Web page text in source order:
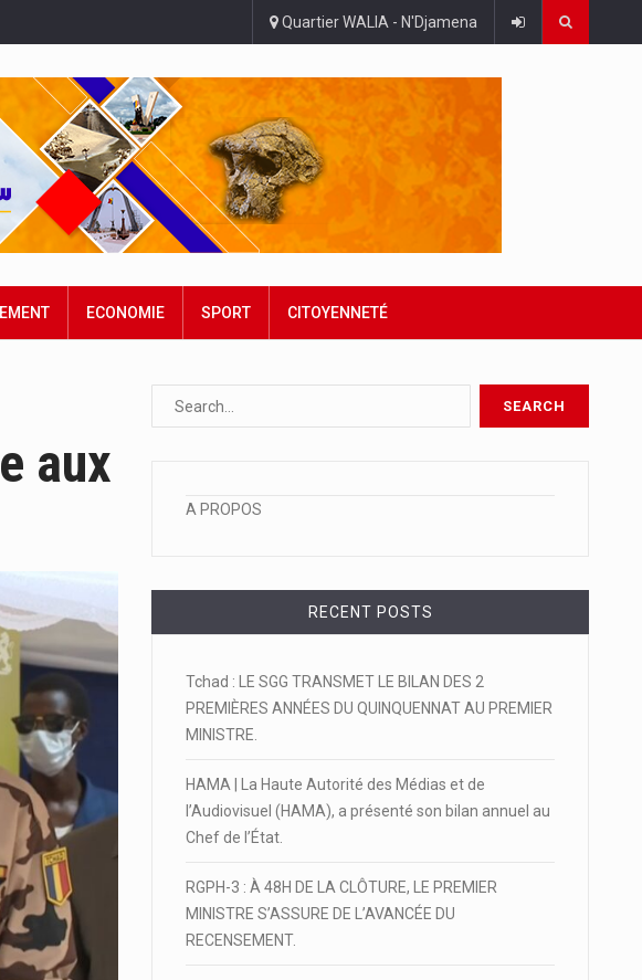
Quartier WALIA - N'Djamena
ECONOMIE SPORT CITOYENNETÉ
aux
A PROPOS
RECENT POSTS
Tchad : LE SGG TRANSMET LE BILAN DES 2
PREMIÈRES ANNÉES DU QUINQUENNAT AU PREMIER
MINISTRE.
HAMA | La Haute Autorité des Médias et de
l’Audiovisuel (HAMA), a présenté son bilan annuel au
Chef de l’État.
RGPH-3 : À 48H DE LA CLÔTURE, LE PREMIER
MINISTRE S’ASSURE DE L’AVANCÉE DU
RECENSEMENT.